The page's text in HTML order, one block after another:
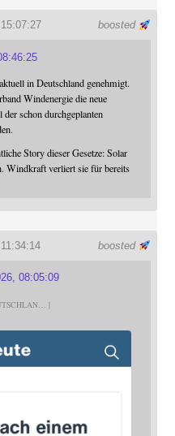
boosted
in Deutschland genehmigt.
Windenergie die neue
schon durchgeplanten
Story dieser Gesetze: Solar
Windkraft verliert sie für bereits
boosted
08:05:09